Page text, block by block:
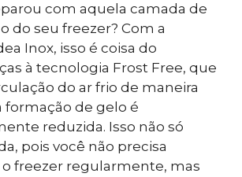
com aquela camada de
do seu freezer? Com a
Inox, isso é coisa do
à tecnologia Frost Free, que
do ar frio de maneira
formação de gelo é
reduzida. Isso não só
pois você não precisa
freezer regularmente, mas